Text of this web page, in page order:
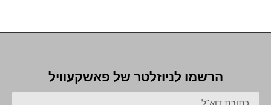
הרשמו לניוזלטר של פאשקעוויל